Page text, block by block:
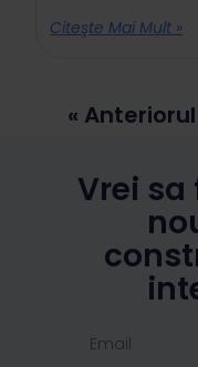
Citeşte Mai Mult »
« Anteriorul
Vrei